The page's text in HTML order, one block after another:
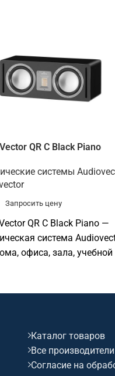
QR C Black Piano
системы
Запросить цену
QR C Black Piano —
система
офиса, зала, учебной
Софтинк
Каталог товаров
Все производители
Согласие на